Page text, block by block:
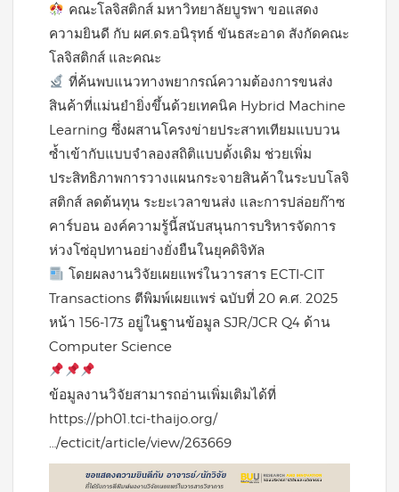
คณะโลจิสติกส์ มหาวิทยาลัยบูรพา ขอแสดง
ความยินดี กับ ผศ.ดร.อนิรุทธ์ ขันธสะอาด สังกัดคณะ
โลจิสติกส์ และคณะ
ที่ค้นพบแนวทางพยากรณ์ความต้องการขนส่ง
สินค้าที่แม่นยำยิ่งขึ้นด้วยเทคนิค Hybrid Machine
Learning ซึ่งผสานโครงข่ายประสาทเทียมแบบวน
ซ้ำเข้ากับแบบจำลองสถิติแบบดั้งเดิม ช่วยเพิ่ม
ประสิทธิภาพการวางแผนกระจายสินค้าในระบบโลจิ
สติกส์ ลดต้นทุน ระยะเวลาขนส่ง และการปล่อยก๊าซ
คาร์บอน องค์ความรู้นี้สนับสนุนการบริหารจัดการ
ห่วงโซ่อุปทานอย่างยั่งยืนในยุคดิจิทัล
โดยผลงานวิจัยเผยแพร่ในวารสาร ECTI-CIT
Transactions ตีพิมพ์เผยแพร่ ฉบับที่ 20 ค.ศ. 2025
หน้า 156-173 อยู่ในฐานข้อมูล SJR/JCR Q4 ด้าน
Computer Science
ข้อมูลงานวิจัยสามารถอ่านเพิ่มเติมได้ที่
https://ph01.tci-thaijo.org/
…/ecticit/article/view/263669